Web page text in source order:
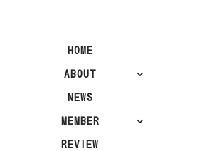
HOME
ABOUT
NEWS
MEMBER
REVIEW